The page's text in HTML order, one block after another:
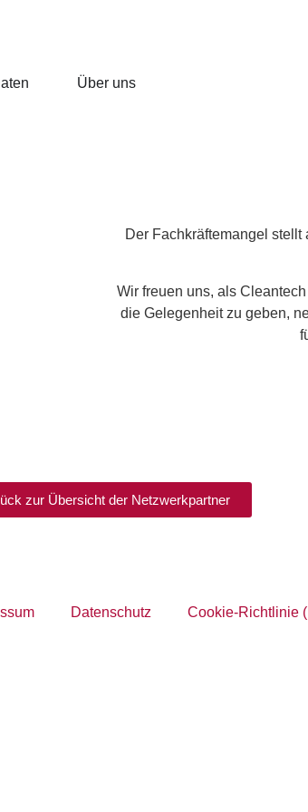
Über uns
Der Fachkräftemangel
Wir freuen uns, als
die Gelegenheit zu geben,
zur Übersicht der Netzwerkpartner
Datenschutz Cookie-Richtlinie